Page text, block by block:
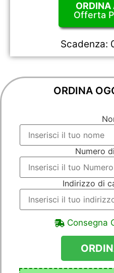
ORDINA
Offerta
Scadenza:
ORDINA
Numero
Indirizzo di
Consegna